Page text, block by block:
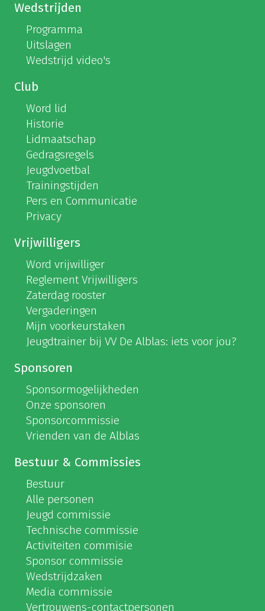
Wedstrijden
Programma
Uitslagen
Wedstrijd video's
Club
Word lid
Historie
Lidmaatschap
Gedragsregels
Jeugdvoetbal
Trainingstijden
Pers en Communicatie
Privacy
Vrijwilligers
Word vrijwilliger
Reglement Vrijwilligers
Zaterdag rooster
Vergaderingen
Mijn voorkeurstaken
Jeugdtrainer bij VV De Alblas: iets voor jou?
Sponsoren
Sponsormogelijkheden
Onze sponsoren
Sponsorcommissie
Vrienden van de Alblas
Bestuur & Commissies
Bestuur
Alle personen
Jeugd commissie
Technische commissie
Activiteiten commisie
Sponsor commissie
Wedstrijdzaken
Media commissie
Vertrouwens-contactpersonen